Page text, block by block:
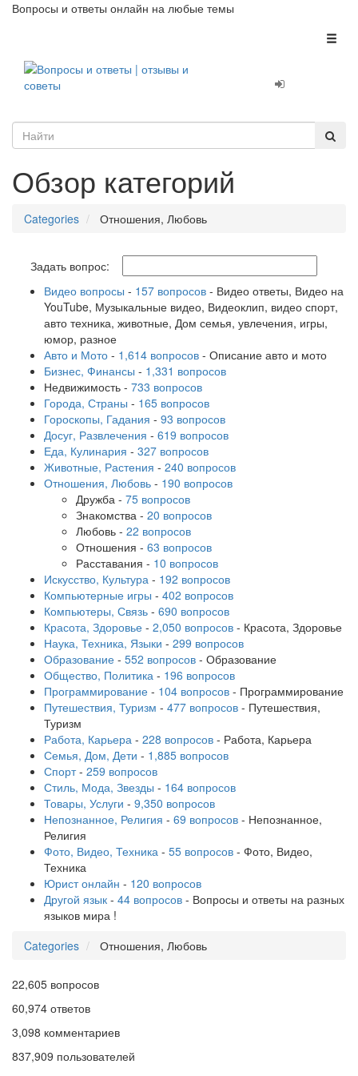
Вопросы и ответы онлайн на любые темы
Обзор категорий
Categories Отношения, Любовь
Задать вопрос:
Видео вопросы - 157 вопросов - Видео ответы, Видео на
YouTube, Музыкальные видео, Видеоклип, видео спорт,
авто техника, животные, Дом семья, увлечения, игры,
юмор, разное
Авто и Мото - 1,614 вопросов - Описание авто и мото
Бизнес, Финансы - 1,331 вопросов
Недвижимость - 733 вопросов
Города, Страны - 165 вопросов
Гороскопы, Гадания - 93 вопросов
Досуг, Развлечения - 619 вопросов
Еда, Кулинария - 327 вопросов
Животные, Растения - 240 вопросов
Отношения, Любовь - 190 вопросов
Дружба - 75 вопросов
Знакомства - 20 вопросов
Любовь - 22 вопросов
Отношения - 63 вопросов
Расставания - 10 вопросов
Искусство, Культура - 192 вопросов
Компьютерные игры - 402 вопросов
Компьютеры, Связь - 690 вопросов
Красота, Здоровье - 2,050 вопросов - Красота, Здоровье
Наука, Техника, Языки - 299 вопросов
Образование - 552 вопросов - Образование
Общество, Политика - 196 вопросов
Программирование - 104 вопросов - Программирование
Путешествия, Туризм - 477 вопросов - Путешествия,
Туризм
Работа, Карьера - 228 вопросов - Работа, Карьера
Семья, Дом, Дети - 1,885 вопросов
Спорт - 259 вопросов
Стиль, Мода, Звезды - 164 вопросов
Товары, Услуги - 9,350 вопросов
Непознанное, Религия - 69 вопросов - Непознанное,
Религия
Фото, Видео, Техника - 55 вопросов - Фото, Видео,
Техника
Юрист онлайн - 120 вопросов
Другой язык - 44 вопросов - Вопросы и ответы на разных
языков мира !
Categories
Отношения, Любовь
22,605 вопросов
60,974 ответов
3,098 комментариев
837,909 пользователей